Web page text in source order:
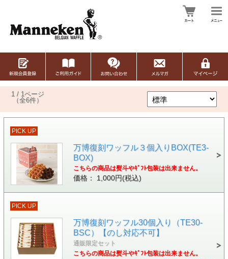
1 / 1ページ
（全6件）
PICK UP
万博復刻ワッフル３個入りBOX(TE3-
BOX)
こちらの商品は熨斗やｷﾞﾌﾄ包装は出来ません。
価格： 1,000円(税込)
PICK UP
万博復刻ワッフル30個入り（TE30-
BSC）【のし対応不可】
通販限定セット
こちらの商品は熨斗やｷﾞﾌﾄ包装は出来ません。